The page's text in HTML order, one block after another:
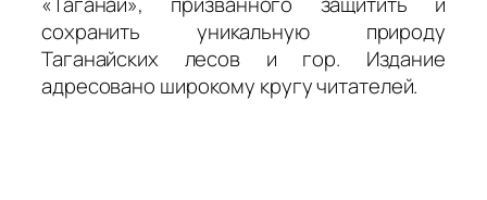
сохранить уникальную природу
Таганайских лесов и гор. Издание
адресовано широкому кругу читателей.